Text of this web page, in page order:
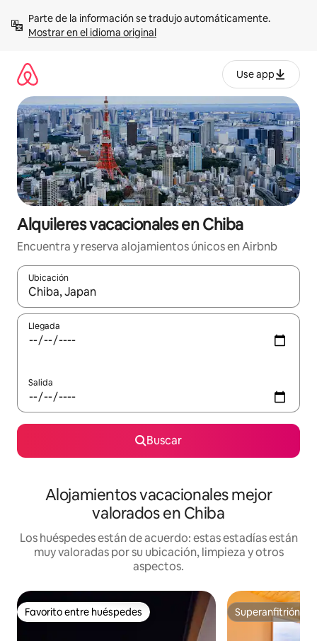
contenidoMostrar en el idioma original
Use app
Alquileres vacacionales en Chiba
Encuentra y reserva alojamientos únicos en Airbnb
Ubicación
Cuando los resultados estén disponibles, navega con las
Llegada
Salida
Buscar
Alojamientos vacacionales mejor
valorados en Chiba
Los huéspedes están de acuerdo: estas estadías están
muy valoradas por su ubicación, limpieza y otros
aspectos.
Favorito entre huéspedes
Favorito entre huéspedes Superanfitrión
Superanfitrión